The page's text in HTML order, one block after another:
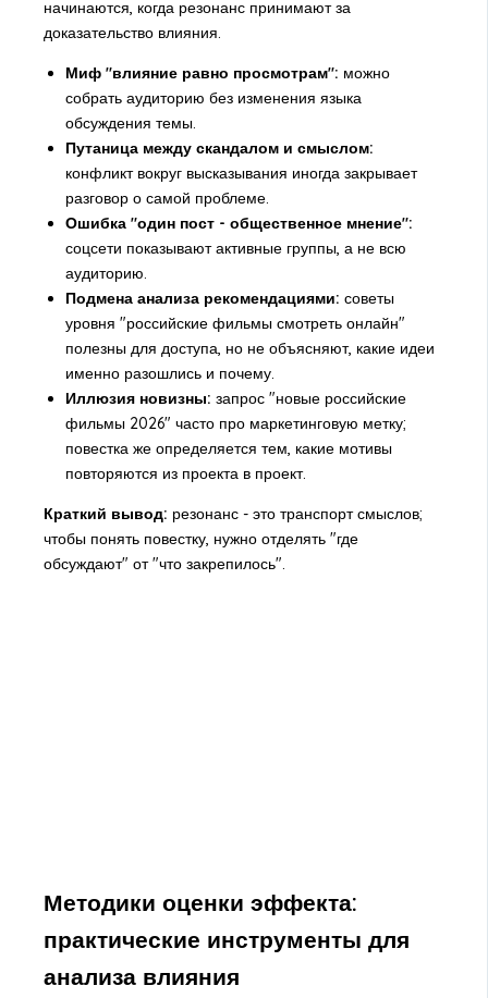
начинаются, когда резонанс принимают за
доказательство влияния.
Миф "влияние равно просмотрам": можно
собрать аудиторию без изменения языка
обсуждения темы.
Путаница между скандалом и смыслом:
конфликт вокруг высказывания иногда закрывает
разговор о самой проблеме.
Ошибка "один пост - общественное мнение":
соцсети показывают активные группы, а не всю
аудиторию.
Подмена анализа рекомендациями: советы
уровня "российские фильмы смотреть онлайн"
полезны для доступа, но не объясняют, какие идеи
именно разошлись и почему.
Иллюзия новизны: запрос "новые российские
фильмы 2026" часто про маркетинговую метку;
повестка же определяется тем, какие мотивы
повторяются из проекта в проект.
Краткий вывод: резонанс - это транспорт смыслов;
чтобы понять повестку, нужно отделять "где
обсуждают" от "что закрепилось".
Методики оценки эффекта:
практические инструменты для
анализа влияния